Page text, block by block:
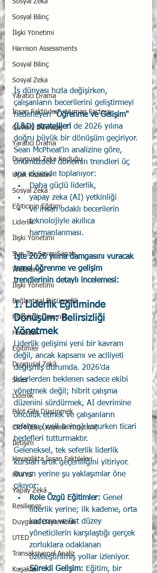
Sosyal Zeka
Sosyal Bilinç
İlişki Yönetimi
Harrison Assessments
Sosyal Bilinç
Sosyal Zeka
Yaratıcı Drama
İnsan Faktörleri - Human Factors
Güvenli Davranış
Yaratıcı Drama
Duygusal Zeka Koçluğu
Uçak Kazaları
Sosyal Zekâ
Eğiticinin Eğitimi
Liderlik
İlişki Yönetimi
Sun Tzu Savaş Sanatı
Wellbeing
İlişki Yönetimi
Bağlantısal Bütünsellik
Psikolojik Güvenlik
Havacılık
Eğitimler
Duygusal Zekâ
Stres
Liderlik
Pilot Gibi Düşünmek
CRM (Ekip Kaynak Yönetimi)
İletişim
Havacılıkta İnsan Faktörleri
HAYYS
Yapay Zekâ
Resilience
Duygusal Dayanıklılık
UTED
Transaksiyonel Analiz
Kuşaklar
İş dünyası hızla değişirken,
çalışanların becerilerini geliştirmeyi
hedefleyen "Öğrenme ve Gelişim"
(L&D) stratejileri de 2026 yılına
doğru büyük bir dönüşüm geçiriyor.
Sean McPheat'in analizine göre,
önümüzdeki dönemin trendleri üç
ana eksende toplanıyor:
Daha güçlü liderlik,
yapay zeka (AI) yetkinliği
ve insan odaklı becerilerin
teknolojiyle akıllıca
harmanlanması.
İşte 2026 yılına damgasını vuracak
temel öğrenme ve gelişim
trendlerinin detaylı incelemesi:
1. Liderlik Eğitiminde
Dönüşüm: Belirsizliği
Yönetmek
Liderlik gelişimi yeni bir kavram
değil, ancak kapsamı ve aciliyeti
değişmiş durumda. 2026'da
liderlerden beklenen sadece ekibi
yönetmek değil; hibrit çalışma
düzenini sürdürmek, AI devrimine
öncülük etmek ve çalışanların
refahını (well-being) korurken ticari
hedefleri tutturmaktır.
Geleneksel, tek seferlik liderlik
kursları artık geçerliliğini yitiriyor.
Bunun yerine şu yaklaşımlar öne
çıkıyor:
Role Özgü Eğitimler: Genel
liderlik yerine; ilk kademe, orta
kademe ve üst düzey
yöneticilerin karşılaştığı gerçek
zorluklara odaklanan
özelleştirilmiş yollar izleniyor.
Sürekli Gelişim: Eğitim, bir